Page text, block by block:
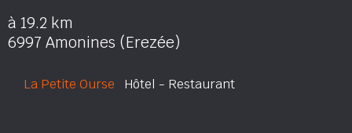
à 19.2 km
6997 Amonines (Erezée)
La Petite Ourse Hôtel - Restaurant